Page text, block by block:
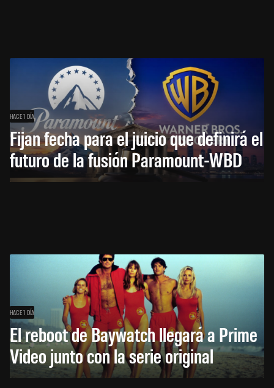
HACE 1 DÍA
Fijan fecha para el juicio que definirá el
futuro de la fusión Paramount-WBD
HACE 1 DÍA
El reboot de Baywatch llegará a Prime
Video junto con la serie original